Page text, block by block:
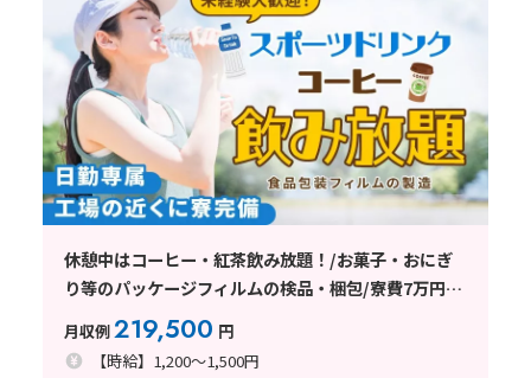
休憩中はコーヒー・紅茶飲み放題！/お菓子・おにぎ
り等のパッケージフィルムの検品・梱包/寮費7万円補
助/長期安定就業できる/安くて美味しい食堂完備
月収例219,500 円
【時給】1,200～1,500円